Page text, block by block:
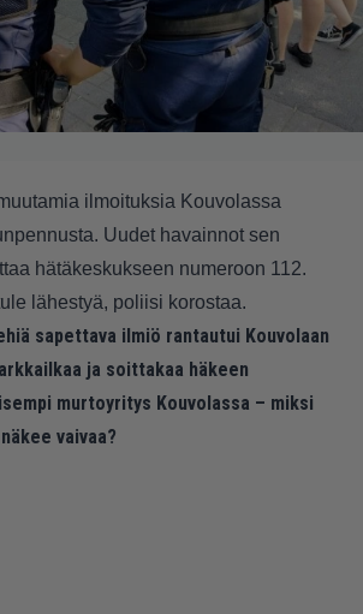
ilmoituksia Kouvolassa
Uudet havainnot sen
hätäkeskukseen numeroon 112.
lähestyä, poliisi korostaa.
sapettava ilmiö rantautui Kouvolaan
ja soittakaa häkeen
murtoyritys Kouvolassa – miksi
vaivaa?